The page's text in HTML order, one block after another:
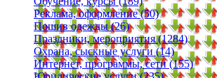
Реклама, оформление (50)
Пошив одежды (26)
Праздники, мероприятия (1284)
Охрана, сыскные услуги (14)
Интернет, программы, сети (155)